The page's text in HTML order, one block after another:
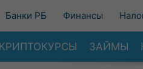
Банки РБ Финансы
КРИПТОКУРСЫ ЗАЙМЫ